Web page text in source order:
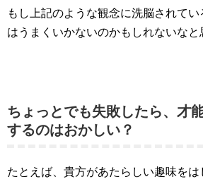
もし上記のような観念に洗脳されて
はうまくいかないのかもしれないなと
ちょっとでも失敗したら、才
するのはおかしい？
たとえば、貴方があたらしい趣味をは